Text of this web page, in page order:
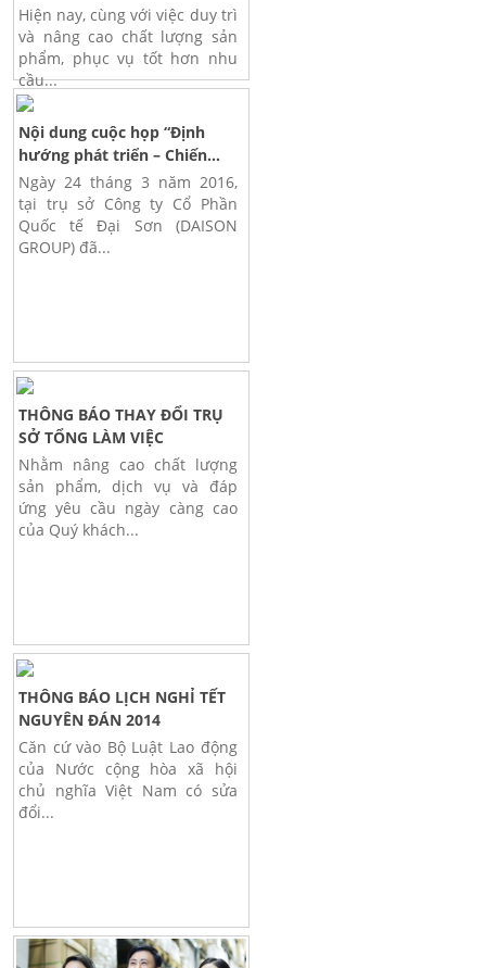
Hiện nay, cùng với việc duy trì
và nâng cao chất lượng sản
phẩm, phục vụ tốt hơn nhu
cầu...
Nội dung cuộc họp “Định
hướng phát triển – Chiến...
Ngày 24 tháng 3 năm 2016,
tại trụ sở Công ty Cổ Phần
Quốc tế Đại Sơn (DAISON
GROUP) đã...
THÔNG BÁO THAY ĐỔI TRỤ
SỞ TỔNG LÀM VIỆC
Nhằm nâng cao chất lượng
sản phẩm, dịch vụ và đáp
ứng yêu cầu ngày càng cao
của Quý khách...
THÔNG BÁO LỊCH NGHỈ TẾT
NGUYÊN ĐÁN 2014
Căn cứ vào Bộ Luật Lao động
của Nước cộng hòa xã hội
chủ nghĩa Việt Nam có sửa
đổi...